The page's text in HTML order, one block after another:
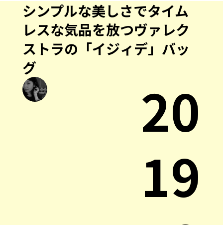
シンプルな美しさでタイム
レスな気品を放つヴァレク
ストラの「イジィデ」バッ
グ
20
19